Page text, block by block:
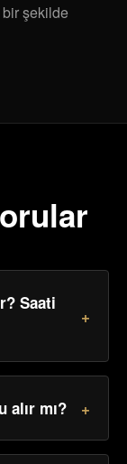
şekilde
Saati
+
alır mı? +